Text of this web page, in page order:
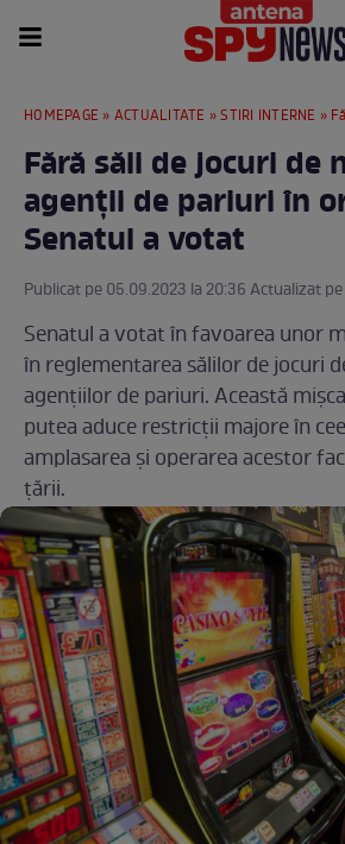
HOMEPAGE » ACTUALITATE »STIRI INTERNE » Fără
Fără săli de jocuri de
agenții de pariuri în
Senatul a votat
Publicat pe 05.09.2023 la 20:36 Actualizat
Senatul a votat în favoarea unor
în reglementarea sălilor de jocuri
agențiilor de pariuri. Această
putea aduce restricții majore în
amplasarea și operarea acestor
țării.